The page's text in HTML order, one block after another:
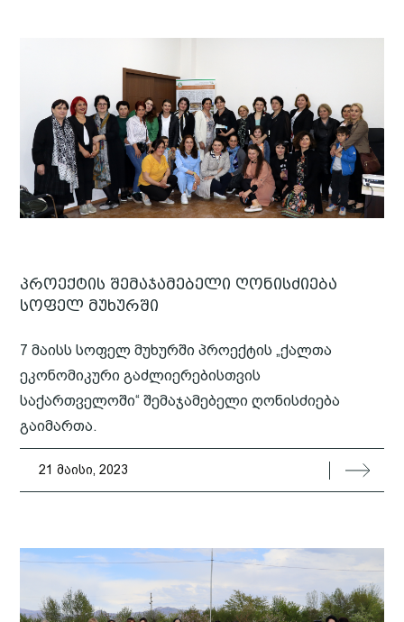
პროექტის შემაჯამებელი ღონისძიება
სოფელ მუხურში
7 მაისს სოფელ მუხურში პროექტის „ქალთა
ეკონომიკური გაძლიერებისთვის
საქართველოში“ შემაჯამებელი ღონისძიება
გაიმართა.
21 მაისი, 2023